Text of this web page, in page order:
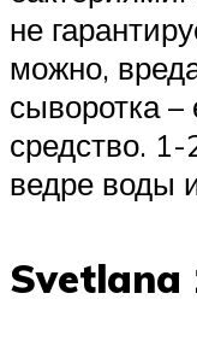
не
можно,
сыворотка
средство. 1-
ведре воды
Svetlana